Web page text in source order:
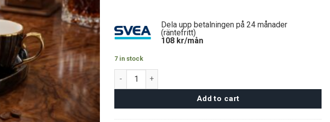
Dela upp betalningen på 24 månader
(räntefritt)
108 kr/mån
7 in stock
Kaffekvist Serveringsset (10 delar) quantity
Add to cart